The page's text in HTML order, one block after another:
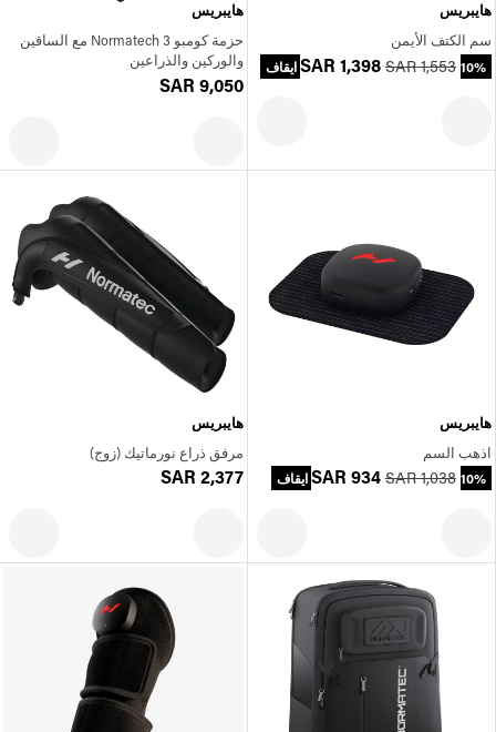
هايبريس
سم الكتف الأيمن
SAR 1,398 SAR 1,553 10% ايقاف
هايبريس
حزمة كومبو Normatech 3 مع الساقين
والوركين والذراعين
SAR 9,050
هايبريس
اذهب السم
SAR 934 SAR 1,038 10% ايقاف
هايبريس
مرفق ذراع نورماتيك (زوج)
SAR 2,377